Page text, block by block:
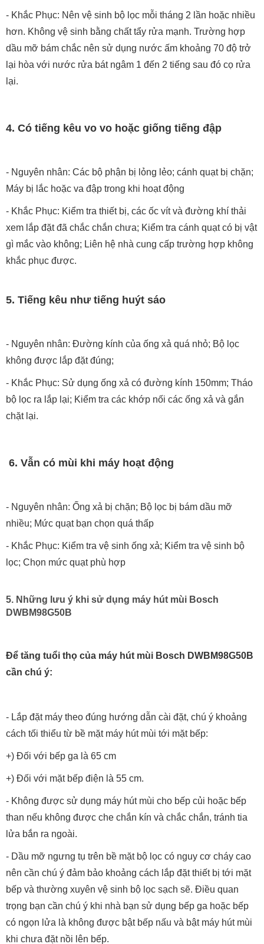
- Khắc Phục: Nên vệ sinh bộ lọc mỗi tháng 2 lần hoặc nhiều
hơn. Không vệ sinh bằng chất tẩy rửa mạnh. Trường hợp
dầu mỡ bám chắc nên sử dụng nước ấm khoảng 70 độ trở
lại hòa với nước rửa bát ngâm 1 đến 2 tiếng sau đó cọ rửa
lại.
4. Có tiếng kêu vo vo hoặc giống tiếng đập
- Nguyên nhân: Các bộ phận bị lỏng lẻo; cánh quạt bị chặn;
Máy bị lắc hoặc va đập trong khi hoạt động
- Khắc Phục: Kiểm tra thiết bị, các ốc vít và đường khí thải
xem lắp đặt đã chắc chắn chưa; Kiểm tra cánh quạt có bị vật
gì mắc vào không; Liên hệ nhà cung cấp trường hợp không
khắc phục được.
5. Tiếng kêu như tiếng huýt sáo
- Nguyên nhân: Đường kính của ống xả quá nhỏ; Bộ lọc
không được lắp đặt đúng;
- Khắc Phục: Sử dụng ống xả có đường kính 150mm; Tháo
bộ lọc ra lắp lại; Kiểm tra các khớp nối các ống xả và gắn
chặt lại.
6. Vẫn có mùi khi máy hoạt động
- Nguyên nhân: Ống xả bị chặn; Bộ lọc bị bám dầu mỡ
nhiều; Mức quạt bạn chọn quá thấp
- Khắc Phục: Kiểm tra vệ sinh ống xả; Kiểm tra vệ sinh bộ
lọc; Chọn mức quạt phù hợp
5. Những lưu ý khi sử dụng máy hút mùi Bosch
DWBM98G50B
Để tăng tuổi thọ của máy hút mùi Bosch DWBM98G50B
cần chú ý:
- Lắp đặt máy theo đúng hướng dẫn cài đặt, chú ý khoảng
cách tối thiểu từ bề mặt máy hút mùi tới mặt bếp:
+) Đối với bếp ga là 65 cm
+) Đối với mặt bếp điện là 55 cm.
- Không được sử dụng máy hút mùi cho bếp củi hoặc bếp
than nếu không được che chắn kín và chắc chắn, tránh tia
lửa bắn ra ngoài.
- Dầu mỡ ngưng tụ trên bề mặt bộ lọc có nguy cơ cháy cao
nên cần chú ý đảm bảo khoảng cách lắp đặt thiết bị tới mặt
bếp và thường xuyên vệ sinh bộ lọc sạch sẽ. Điều quan
trọng bạn cần chú ý khi nhà bạn sử dụng bếp ga hoặc bếp
có ngọn lửa là không được bật bếp nấu và bật máy hút mùi
khi chưa đặt nồi lên bếp.